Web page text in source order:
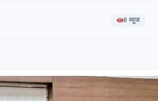
0व्यूज